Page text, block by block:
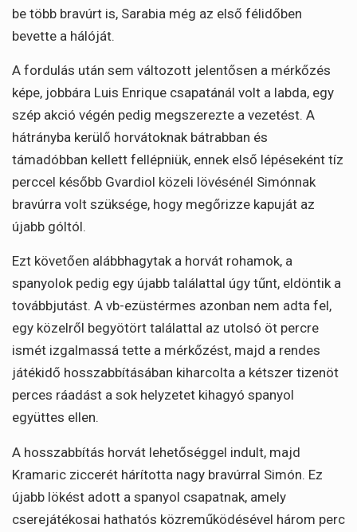
be több bravúrt is, Sarabia még az első félidőben
bevette a hálóját.
A fordulás után sem változott jelentősen a mérkőzés
képe, jobbára Luis Enrique csapatánál volt a labda, egy
szép akció végén pedig megszerezte a vezetést. A
hátrányba kerülő horvátoknak bátrabban és
támadóbban kellett fellépniük, ennek első lépéseként tíz
perccel később Gvardiol közeli lövésénél Simónnak
bravúrra volt szüksége, hogy megőrizze kapuját az
újabb góltól.
Ezt követően alábbhagytak a horvát rohamok, a
spanyolok pedig egy újabb találattal úgy tűnt, eldöntik a
továbbjutást. A vb-ezüstérmes azonban nem adta fel,
egy közelről begyötört találattal az utolsó öt percre
ismét izgalmassá tette a mérkőzést, majd a rendes
játékidő hosszabbításában kiharcolta a kétszer tizenöt
perces ráadást a sok helyzetet kihagyó spanyol
együttes ellen.
A hosszabbítás horvát lehetőséggel indult, majd
Kramaric ziccerét hárította nagy bravúrral Simón. Ez
újabb lökést adott a spanyol csapatnak, amely
cserejátékosai hathatós közreműködésével három perc